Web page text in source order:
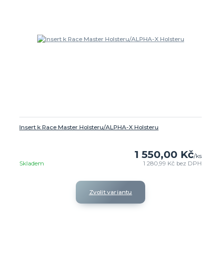
Insert k Race Master Holsteru/ALPHA-X Holsteru
1 550,00 Kč/ks
1 280,99 Kč bez DPH
Skladem
Zvolit variantu